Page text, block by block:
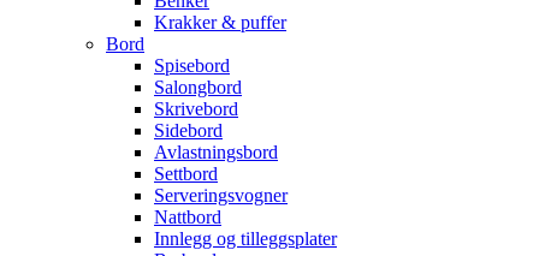
Krakker & puffer
Bord
Spisebord
Salongbord
Skrivebord
Sidebord
Avlastningsbord
Settbord
Serveringsvogner
Nattbord
Innlegg og tilleggsplater